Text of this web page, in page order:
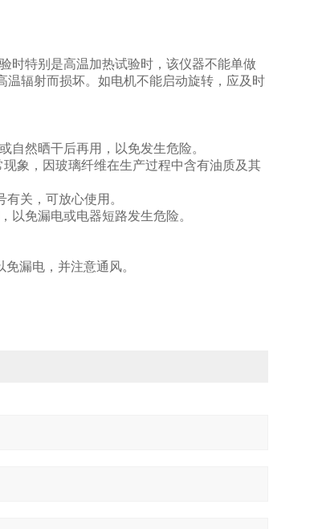
时特别是高温加热试验时，该仪器不能单做
辐射而损坏。如电机不能启动旋转，应及时
自然晒干后再用，以免发生危险。
象，因玻璃纤维在生产过程中含有油质及其
关，可放心使用。
以免漏电或电器短路发生危险。
漏电，并注意通风。